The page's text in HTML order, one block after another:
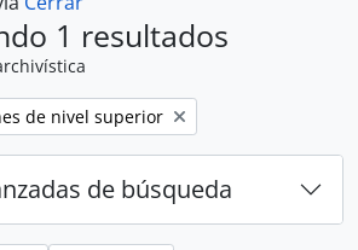
1 resultados
de nivel superior
de búsqueda